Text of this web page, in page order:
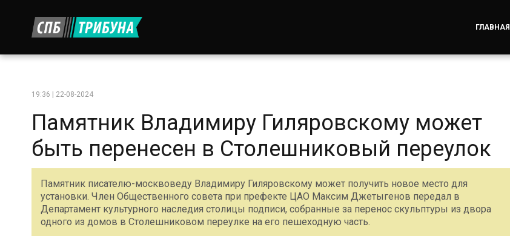
ГЛАВНАЯ
19:36 | 22-08-2024
Памятник Владимиру Гиляровскому может
быть перенесен в Столешниковый переулок
Памятник писателю-москвоведу Владимиру Гиляровскому может получить новое место для
установки. Член Общественного совета при префекте ЦАО Максим Джетыгенов передал в
Департамент культурного наследия столицы подписи, собранные за перенос скульптуры из двора
одного из домов в Столешниковом переулке на его пешеходную часть.